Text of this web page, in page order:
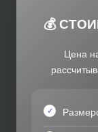
💰
Цена